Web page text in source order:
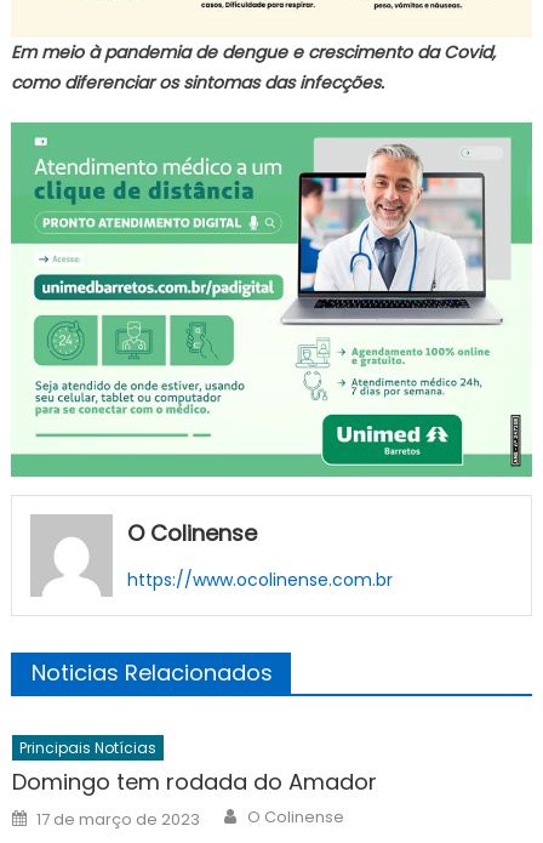
Em meio à pandemia de dengue e crescimento da Covid,
como diferenciar os sintomas das infecções.
O Colinense
https://www.ocolinense.com.br
Noticias Relacionados
Principais Notícias
Domingo tem rodada do Amador
Posted
on
17 de março de 2023 Author
O Colinense